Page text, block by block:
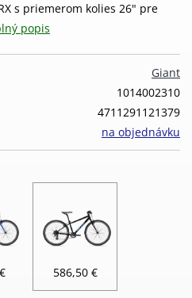
s priemerom kolies 26" pre
popis
Giant
1014002310
4711291121379
na objednávku
586,50 €